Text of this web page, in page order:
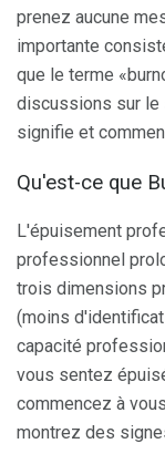
prenez aucune
importante
que le terme
discussions sur le
signifie et
Qu'est-ce que
L'épuisement
professionnel
trois dimensions
(moins
capacité
vous sentez
commencez à
montrez des